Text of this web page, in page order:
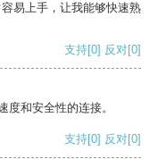
易上手，让我能够快速熟
支持[0] 反对[0]
和安全性的连接。
支持[0] 反对[0]